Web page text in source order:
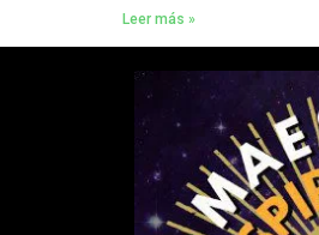
Leer más »